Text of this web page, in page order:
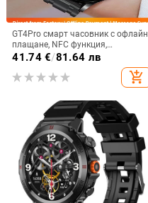
GT4Pro смарт часовник с офлайн
плащане, NFC функция,
мониторинг на сърдечната
честота, мониторинг на съня,
Bluetooth обаждания
41.74€/81.64 лв
add_shopping_cart